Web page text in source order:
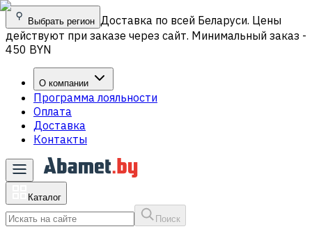
Выбрать регион Доставка по всей Беларуси. Цены
действуют при заказе через сайт. Минимальный заказ -
450 BYN
О компании
Программа лояльности
Оплата
Доставка
Контакты
Каталог
Поиск